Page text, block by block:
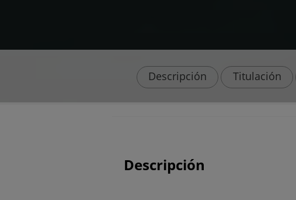
Descripción Titulación
Descripción